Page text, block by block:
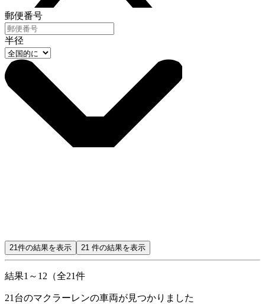
郵便番号
半径
21 件の結果を表示 21 件の結果を表示
結果1～12（全21件
21 台のマクラーレンの車両が見つかりました